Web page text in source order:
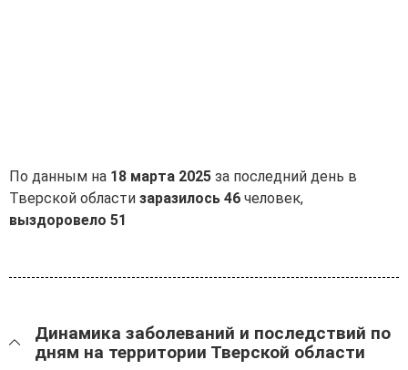
По данным на 18 марта 2025 за последний день в
Тверской области заразилось 46 человек,
выздоровело 51
Динамика заболеваний и последствий по
дням на территории Тверской области